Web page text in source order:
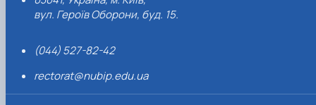
вул. Героїв Оборони, буд. 15.
(044) 527-82-42
rectorat@nubip.edu.ua